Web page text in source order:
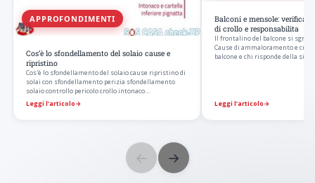
APPROFONDIMENTI
Cos’è lo sfondellamento del solaio cause e
ripristino
Cos'è lo sfondellamento del solaio cause ripristino di
solai con sfondellamento perizia sfondellamento
solaio controllo pericolo crollo intonaco…
Leggi l’articolo→
Balconi e mensole: verifica
di crollo e responsabilita
Il frontalino del balcone si
Cause di ammaloramento e
balcone e chi risponde della
Leggi l’articolo→
← →